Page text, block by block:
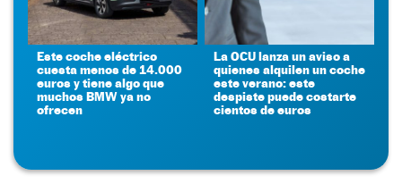
Este coche eléctrico
cuesta menos de 14.000
euros y tiene algo que
muchos BMW ya no
ofrecen
La OCU lanza un aviso a
quienes alquilen un coche
este verano: este
despiste puede costarte
cientos de euros